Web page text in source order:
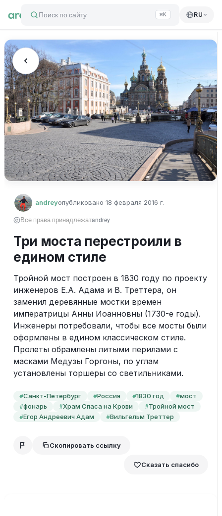
Поиск по сайту ⌘K RU
andreyопубликовано 18 февраля 2016 г.
Все права принадлежатandrey
Три моста перестроили в
едином стиле
Тройной мост построен в 1830 году по проекту
инженеров Е.А. Адама и В. Треттера, он
заменил деревянные мостки времен
императрицы Анны Иоанновны (1730-е годы).
Инженеры потребовали, чтобы все мосты были
оформлены в едином классическом стиле.
Пролеты обрамлены литыми перилами с
масками Медузы Горгоны, по углам
установлены торшеры со светильниками.
#Санкт-Петербург #Россия #1830 год #мост
#фонарь #Храм Спаса на Крови #Тройной мост
#Егор Андреевич Адам #Вильгельм Треттер
Скопировать ссылку
Сказать спасибо